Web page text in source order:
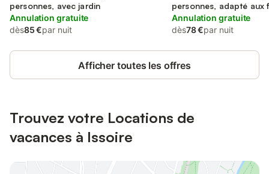
personnes, avec jardin
Annulation gratuite
dès85 €par nuit
personnes, adapté aux
Annulation gratuite
dès78 €par nuit
Afficher toutes les offres
Trouvez votre Locations de
vacances à Issoire